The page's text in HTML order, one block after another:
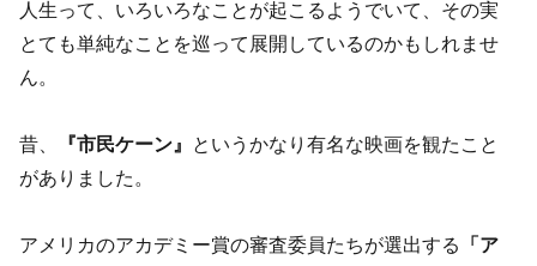
人生って、いろいろなことが起こるようでいて、その実
とても単純なことを巡って展開しているのかもしれませ
ん。
昔、 『市民ケーン』 というかなり有名な映画を観たこと
がありました。
アメリカのアカデミー賞の審査委員たちが選出する
「ア